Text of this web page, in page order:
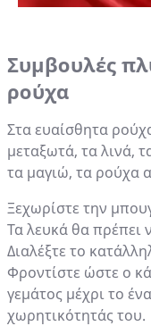
Συμβουλές
ρούχα
Στα ευαίσθητα
μεταξωτά, τα λινά,
τα μαγιώ, τα ρούχα
Ξεχωρίστε την
Τα λευκά θα πρέπει
Διαλέξτε το
Φροντίστε ώστε ο
γεμάτος μέχρι το
χωρητικότητάς του.